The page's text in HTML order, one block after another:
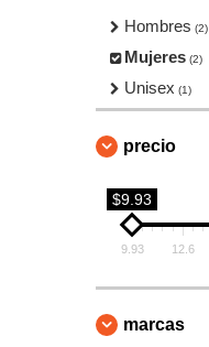
Hombres (2)
Mujeres (2)
Unisex (1)
precio
$9.93
9.93 12.6
marcas